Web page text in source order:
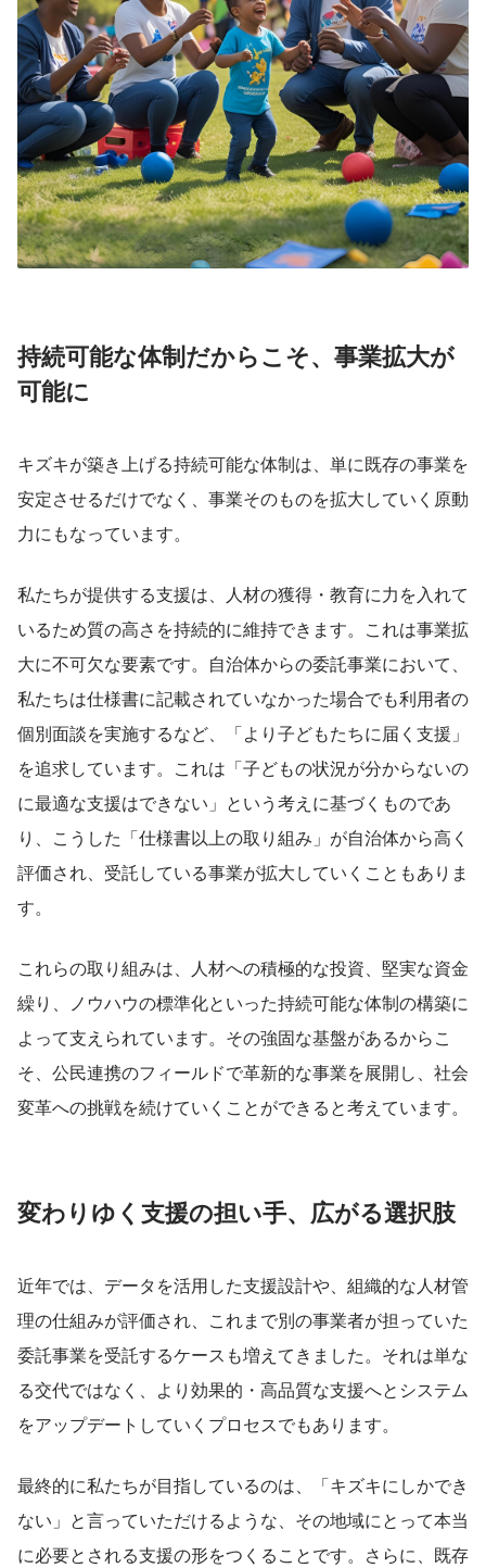
持続可能な体制だからこそ、事業拡大が
可能に
キズキが築き上げる持続可能な体制は、単に既存の事業を
安定させるだけでなく、事業そのものを拡大していく原動
力にもなっています。
私たちが提供する支援は、人材の獲得・教育に力を入れて
いるため質の高さを持続的に維持できます。これは事業拡
大に不可欠な要素です。自治体からの委託事業において、
私たちは仕様書に記載されていなかった場合でも利用者の
個別面談を実施するなど、「より子どもたちに届く支援」
を追求しています。これは「子どもの状況が分からないの
に最適な支援はできない」という考えに基づくものであ
り、こうした「仕様書以上の取り組み」が自治体から高く
評価され、受託している事業が拡大していくこともありま
す。
これらの取り組みは、人材への積極的な投資、堅実な資金
繰り、ノウハウの標準化といった持続可能な体制の構築に
よって支えられています。その強固な基盤があるからこ
そ、公民連携のフィールドで革新的な事業を展開し、社会
変革への挑戦を続けていくことができると考えています。
変わりゆく支援の担い手、広がる選択肢
近年では、データを活用した支援設計や、組織的な人材管
理の仕組みが評価され、これまで別の事業者が担っていた
委託事業を受託するケースも増えてきました。それは単な
る交代ではなく、より効果的・高品質な支援へとシステム
をアップデートしていくプロセスでもあります。
最終的に私たちが目指しているのは、「キズキにしかでき
ない」と言っていただけるような、その地域にとって本当
に必要とされる支援の形をつくることです。さらに、既存